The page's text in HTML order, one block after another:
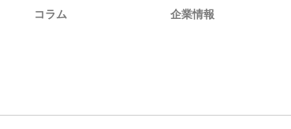
コラム 企業情報